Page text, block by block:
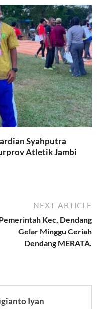
Syahputra
Atletik Jambi
NEXT ARTICLE
Pemerintah Kec, Dendang
Gelar Minggu Ceriah
Dendang MERATA.
Iyan